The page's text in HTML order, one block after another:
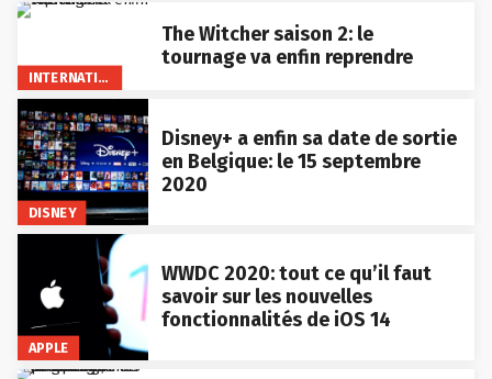
INTERNATIONAL
The Witcher saison 2: le
tournage va enfin reprendre
DISNEY
Disney+ a enfin sa date de sortie
en Belgique: le 15 septembre
2020
APPLE
WWDC 2020: tout ce qu’il faut
savoir sur les nouvelles
fonctionnalités de iOS 14